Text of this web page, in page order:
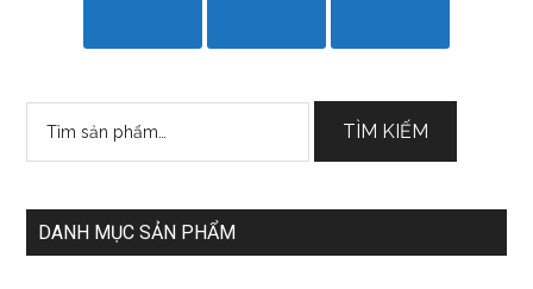
TÌM KIẾM
DANH MỤC SẢN PHẨM